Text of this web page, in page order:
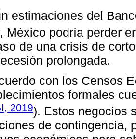
estimaciones del
México podría perder
de una crisis de
prolongada.
con los Censos
formales
2019). Estos negocios
de contingencia,